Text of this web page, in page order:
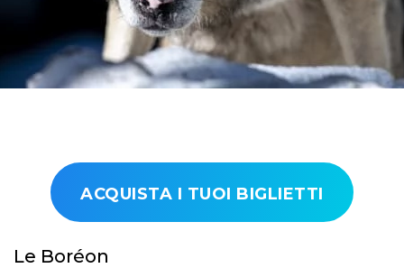
ACQUISTA I TUOI BIGLIETTI
Le Boréon